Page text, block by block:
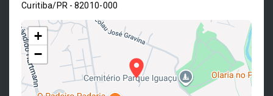
Curitiba/PR - 82010-000
+
−